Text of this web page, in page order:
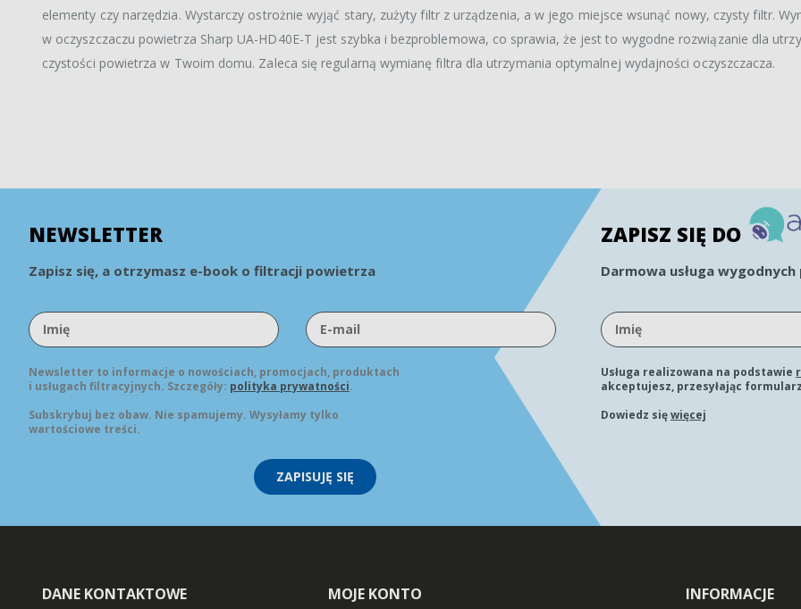
elementy czy narzędzia. Wystarczy ostrożnie wyjąć stary, zużyty filtr z urządzenia, a w jego miejsce wsunąć nowy, czysty filtr.
w oczyszczaczu powietrza Sharp UA-HD40E-T jest szybka i bezproblemowa, co sprawia, że jest to wygodne rozwiązanie dla
czystości powietrza w Twoim domu. Zaleca się regularną wymianę filtra dla utrzymania optymalnej wydajności oczyszczacza.
NEWSLETTER
Zapisz się, a otrzymasz e-book o filtracji powietrza
Newsletter to informacje o nowościach, promocjach, produktach
i usługach filtracyjnych. Szczegóły: polityka prywatności.
Subskrybuj bez obaw. Nie spamujemy. Wysyłamy tylko
wartościowe treści.
ZAPISUJĘ SIĘ
ZAPISZ SIĘ DO
Darmowa usługa
Usługa realizowana na podstawie
akceptujesz, przesyłając
Dowiedz sięwięcej
DANE KONTAKTOWE MOJE KONTO INFORMACJE